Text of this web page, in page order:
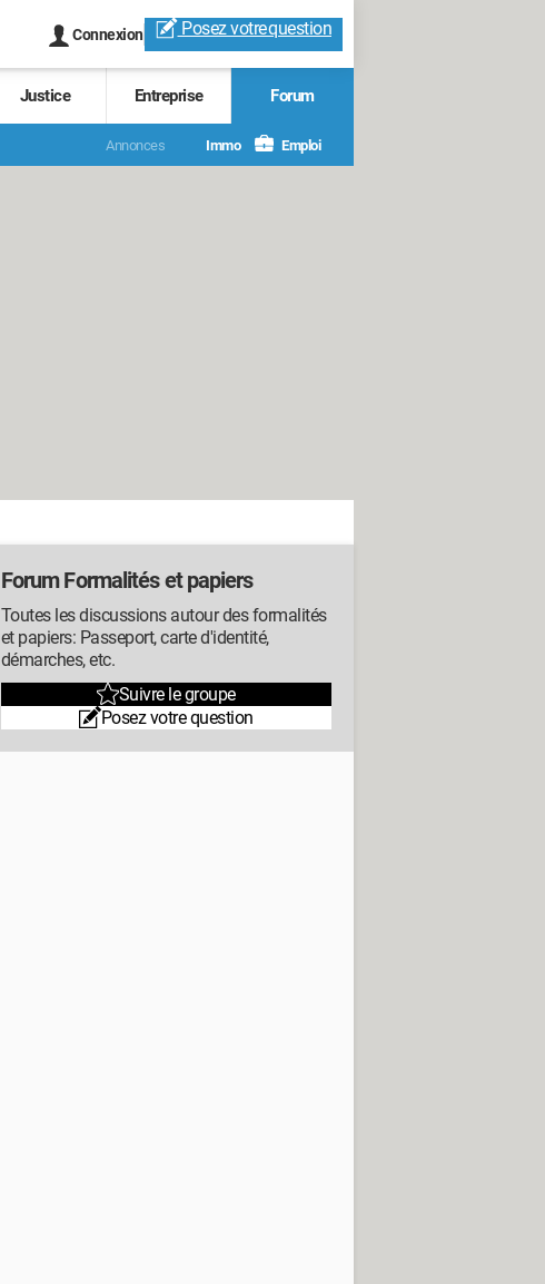
Connexion Posez votrequestion
Justice Entreprise Forum
Annonces Immo Emploi
Forum Formalités et papiers
Toutes les discussions autour des formalités
et papiers: Passeport, carte d'identité,
démarches, etc.
Suivre le groupe
Posez votre question